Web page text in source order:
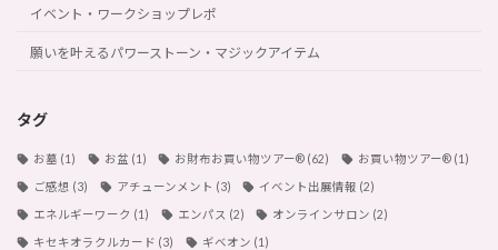
イベント・ワークショップレポ
願いを叶えるパワーストーン・マジックアイテム
タグ
お墓 (1) お盆 (1) お財布お買い物ツアー®︎ (62) お買い物ツアー®︎(1)
ご感想 (3) アチューンメント (3) イベント出展情報 (2)
エネルギーワーク (1) エンパス (2) オンラインサロン (2)
キセキオラクルカード (3) ギベオン (1)